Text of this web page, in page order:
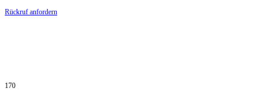
Rückruf anfordern
170